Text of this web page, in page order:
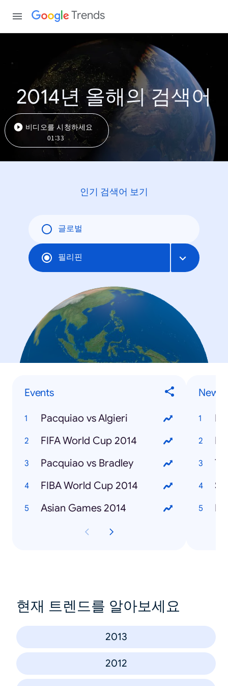
Trends
2014년 올해의 검색어
비디오를 시청하세요
01:33
인기 검색어 보기
글로벌
필리핀
Events
Pacquiao vs Algieri
FIFA World Cup 2014
Pacquiao vs Bradley
FIBA World Cup 2014
Asian Games 2014
News
현재 트렌드를 알아보세요
2013
2012